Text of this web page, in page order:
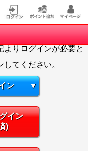
よりログインが必要と
てください。
ン ▼
イン
)